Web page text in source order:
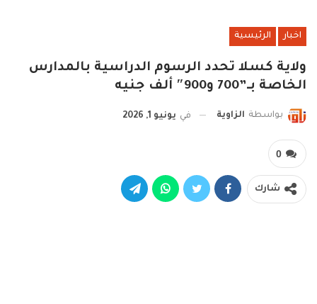
اخبار الرئيسية
ولاية كسلا تحدد الرسوم الدراسية بالمدارس
الخاصة بـ”700 و900″ ألف جنيه
بواسطة الزاوية في يونيو 1, 2026
0
شارك